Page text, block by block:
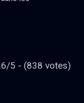
5 - (838 votes)